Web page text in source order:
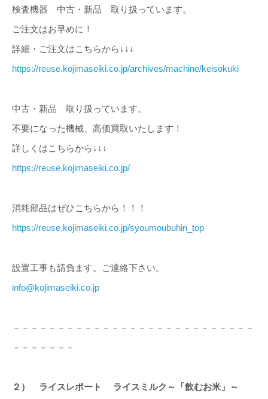
検査機器 中古・新品 取り扱っています。
ご注文はお早めに！
詳細・ご注文はこちらから↓↓↓
https://reuse.kojimaseiki.co.jp/archives/machine/keisokuki
中古・新品 取り扱っています。
不要になった機械、高価買取いたします！
詳しくはこちらから↓↓↓
https://reuse.kojimaseiki.co.jp/
消耗部品はぜひこちらから！！！
https://reuse.kojimaseiki.co.jp/syoumoubuhin_top
設置工事も請負ます。ご連絡下さい。
info@kojimaseiki.co.jp
－－－－－－－－－－－－－－－－－－－－－－－－－－－
－－－－－－－
２） ライスレポート ライスミルク～「飲むお米」～